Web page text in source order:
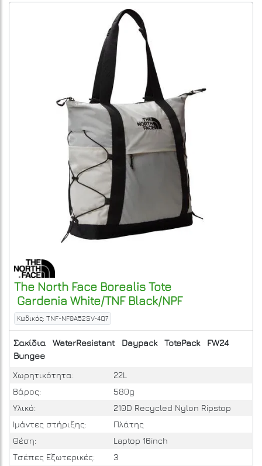
The North Face Borealis Tote
Gardenia White/TNF Black/NPF
Κωδικός: TNF-NF0A52SV-4Q7
Σακίδια WaterResistant Daypack TotePack
FW24
Bungee
Χωρητικότητα:
22L
Βάρος:
580g
Υλικό:
210D Recycled Nylon Ripstop
Ιμάντες στήριξης:
Πλάτης
Θέση:
Laptop 16inch
Τσέπες Εξωτερικές:
3